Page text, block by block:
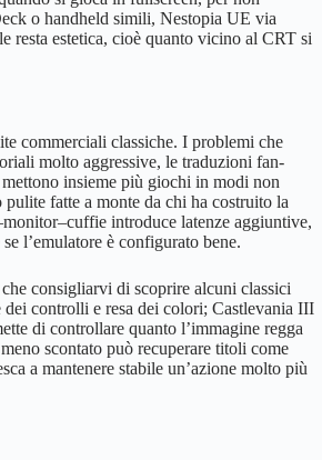
o handheld simili, Nestopia UE via
resta estetica, cioè quanto vicino al CRT si
commerciali classiche. I problemi che
molto aggressive, le traduzioni fan-
insieme più giochi in modi non
fatte a monte da chi ha costruito la
introduce latenze aggiuntive,
l’emulatore è configurato bene.
consigliarvi di scoprire alcuni classici
controlli e resa dei colori; Castlevania III
di controllare quanto l’immagine regga
scontato può recuperare titoli come
a mantenere stabile un’azione molto più